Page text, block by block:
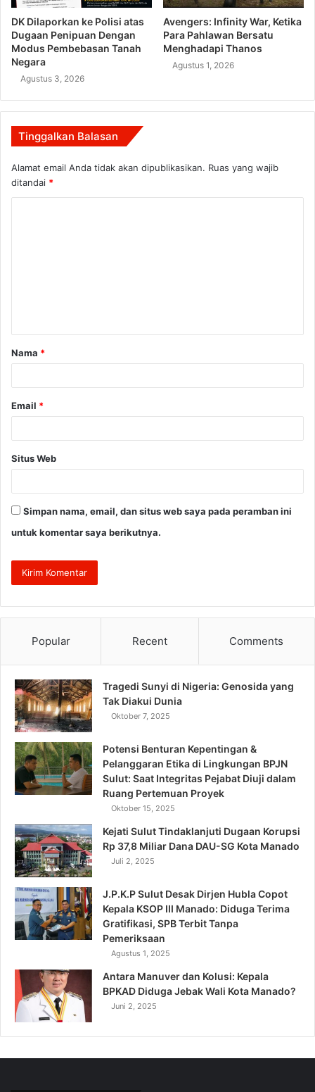
DK Dilaporkan ke Polisi atas
Dugaan Penipuan Dengan
Modus Pembebasan Tanah
Negara
Agustus 3, 2026
Avengers: Infinity War, Ketika
Para Pahlawan Bersatu
Menghadapi Thanos
Agustus 1, 2026
Tinggalkan Balasan
Alamat email Anda tidak akan dipublikasikan. Ruas yang wajib
ditandai *
a
r
Nama *
Email *
Situs Web
Simpan nama, email, dan situs web saya pada peramban ini
untuk komentar saya berikutnya.
Popular Recent Comments
Tragedi Sunyi di Nigeria: Genosida yang
Tak Diakui Dunia
Oktober 7, 2025
Potensi Benturan Kepentingan &
Pelanggaran Etika di Lingkungan BPJN
Sulut: Saat Integritas Pejabat Diuji dalam
Ruang Pertemuan Proyek
Oktober 15, 2025
Kejati Sulut Tindaklanjuti Dugaan Korupsi
Rp 37,8 Miliar Dana DAU-SG Kota Manado
Juli 2, 2025
J.P.K.P Sulut Desak Dirjen Hubla Copot
Kepala KSOP III Manado: Diduga Terima
Gratifikasi, SPB Terbit Tanpa
Pemeriksaan
Agustus 1, 2025
Antara Manuver dan Kolusi: Kepala
BPKAD Diduga Jebak Wali Kota Manado?
Juni 2, 2025